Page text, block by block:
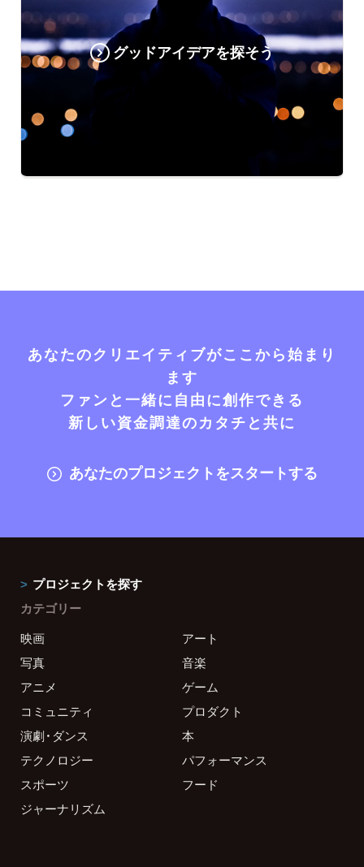
グッドアイデアを探そう
あなたのクリエイティブがここから始まり
ます
ファンと一緒に自由に創作できる
新しい資金調達のカタチと共に
あなたのプロジェクトをスタートする
プロジェクトを探す
カテゴリー
映画
アート
写真
音楽
アニメ
ゲーム
コミュニティ
プロダクト
演劇・ダンス
本
テクノロジー
パフォーマンス
スポーツ
フード
ジャーナリズム